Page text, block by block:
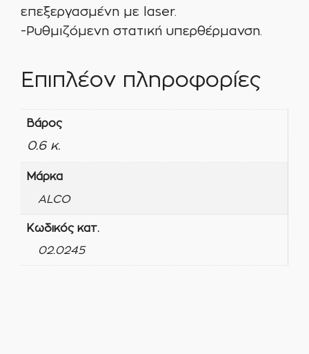
επεξεργασμένη με laser.
-Ρυθμιζόμενη στατική υπερθέρμανση.
Επιπλέον πληροφορίες
Βάρος
0.6 κ.
Μάρκα
ALCO
Κωδικός κατ.
02.0245